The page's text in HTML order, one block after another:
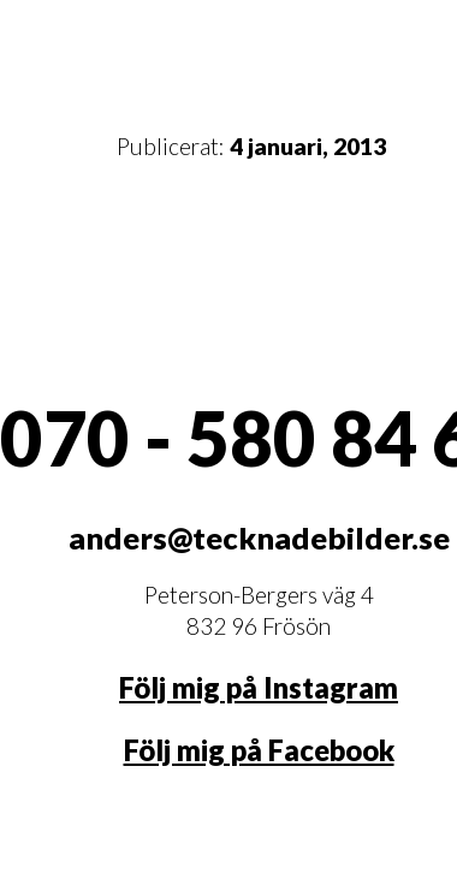
Publicerat: 4 januari, 2013
070 - 580 84
anders@tecknadebilder.se
Peterson-Bergers väg 4
832 96 Frösön
Följ mig på Instagram
Följ mig på Facebook